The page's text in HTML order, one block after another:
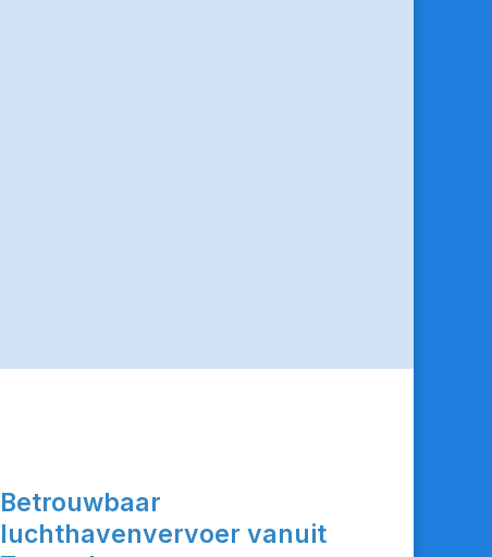
Betrouwbaar
luchthavenvervoer vanuit